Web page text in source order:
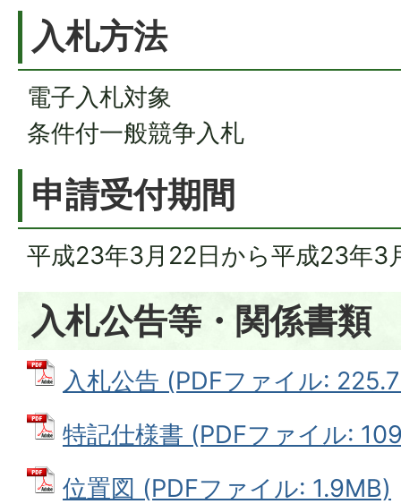
入札方法
電子入札対象
条件付一般競争入札
申請受付期間
平成23年3月22日から平成23年3
入札公告等・関係書類
入札公告 (PDFファイル:
特記仕様書 (PDFファイル:
位置図 (PDFファイル: 1.9MB)